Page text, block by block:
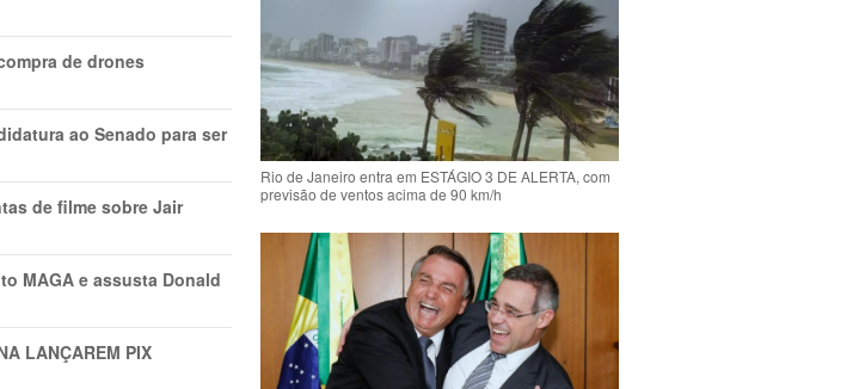
de drones
ao Senado para ser
de filme sobre Jair
MAGA e assusta Donald
LANÇAREM PIX
Rio de Janeiro entra em ESTÁGIO 3 DE ALERTA, com
previsão de ventos acima de 90 km/h